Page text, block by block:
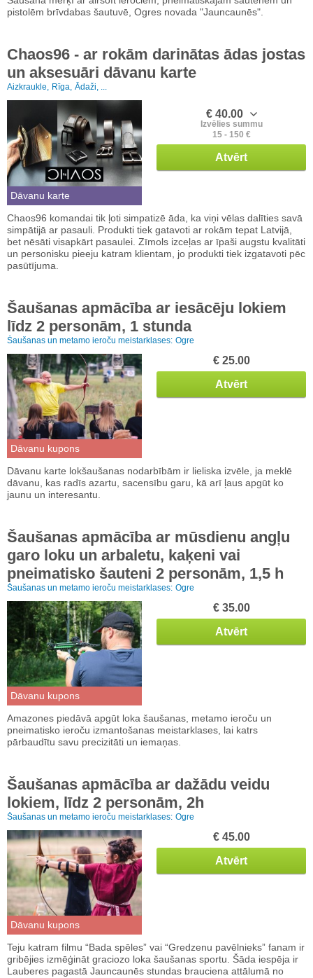
pistolēm brīvdabas šautuvē, Ogres novada "Jauncaunēs".
Chaos96 - ar rokām darinātas ādas jostas
un aksesuāri dāvanu karte
Aizkraukle, Rīga, Ādaži, ...
Dāvanu karte
€ 40.00
Izvēlies summu
15 - 150 €
Atvērt
Chaos96 komandai tik ļoti simpatizē āda, ka viņi vēlas dalīties savā
simpātijā ar pasauli. Produkti tiek gatavoti ar rokām tepat Latvijā,
bet nēsāti visapkārt pasaulei. Zīmols izceļas ar īpaši augstu kvalitāti
un personisku pieeju katram klientam, jo produkti tiek izgatavoti pēc
pasūtījuma.
Šaušanas apmācība ar iesācēju lokiem
līdz 2 personām, 1 stunda
Šaušanas un metamo ieroču meistarklases: Ogre
Dāvanu kupons
€ 25.00
Atvērt
Dāvanu karte lokšaušanas nodarbībām ir lieliska izvēle, ja meklē
dāvanu, kas radīs azartu, sacensību garu, kā arī ļaus apgūt ko
jaunu un interesantu.
Šaušanas apmācība ar mūsdienu angļu
garo loku un arbaletu, kaķeni vai
pneimatisko šauteni 2 personām, 1,5 h
Šaušanas un metamo ieroču meistarklases: Ogre
Dāvanu kupons
€ 35.00
Atvērt
Amazones piedāvā apgūt loka šaušanas, metamo ieroču un
pneimatisko ieroču izmantošanas meistarklases, lai katrs
pārbaudītu savu precizitāti un iemaņas.
Šaušanas apmācība ar dažādu veidu
lokiem, līdz 2 personām, 2h
Šaušanas un metamo ieroču meistarklases: Ogre
Dāvanu kupons
€ 45.00
Atvērt
Teju katram filmu “Bada spēles” vai “Gredzenu pavēlnieks” fanam ir
gribējies izmēģināt graciozo loka šaušanas sportu. Šāda iespēja ir
Lauberes pagastā Jauncaunēs stundas brauciena attālumā no